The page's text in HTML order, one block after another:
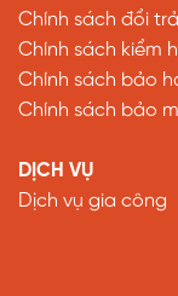
Chính sách đổi trả
Chính sách kiểm
Chính sách bảo
Chính sách bảo
DỊCH VỤ
Dịch vụ gia công